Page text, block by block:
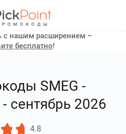
с нашим расширением –
бесплатно!
SMEG -
- сентябрь 2026
4.8